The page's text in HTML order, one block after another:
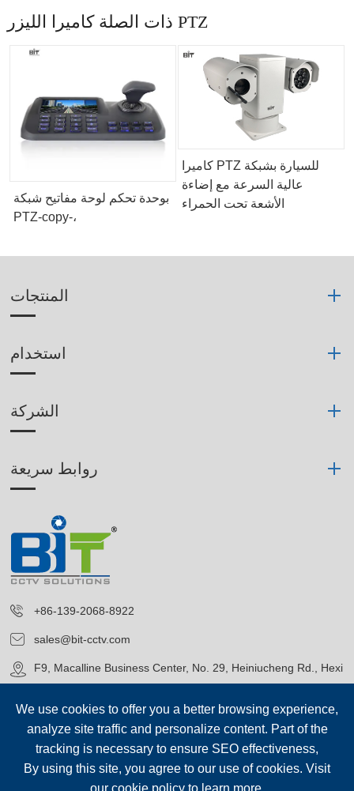
ذات الصلة كاميرا الليزر PTZ
بوحدة تحكم لوحة مفاتيح شبكة
PTZ-copy-،
كاميرا PTZ للسيارة بشبكة
عالية السرعة مع إضاءة
الأشعة تحت الحمراء
المنتجات
استخدام
الشركة
روابط سريعة
+86-139-2068-8922
sales@bit-cctv.com
F9, Macalline Business Center, No. 29, Heiniucheng Rd., Hexi
We use cookies to offer you a better browsing experience,
analyze site traffic and personalize content. Part of the
tracking is necessary to ensure SEO effectiveness,
By using this site, you agree to our use of cookies. Visit
our cookie policyto learn more.